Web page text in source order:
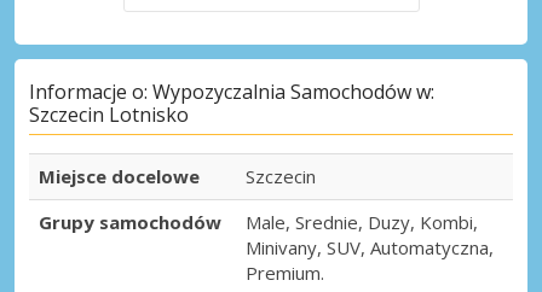
Informacje o: Wypozyczalnia Samochodów w:
Szczecin Lotnisko
Miejsce docelowe
Szczecin
Grupy samochodów
Male, Srednie, Duzy, Kombi,
Minivany, SUV, Automatyczna,
Premium.